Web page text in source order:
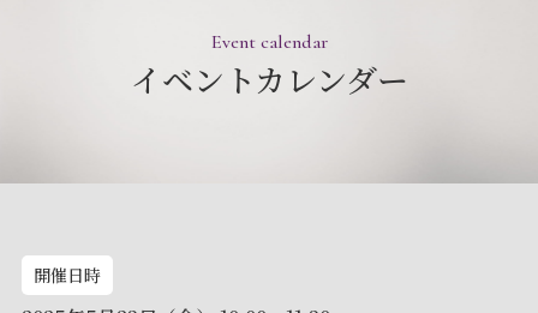
Event calendar
イベントカレンダー
開催日時